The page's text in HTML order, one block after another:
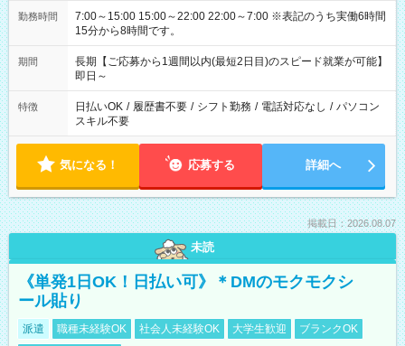
勤務時間
7:00～15:00 15:00～22:00 22:00～7:00 ※表記のうち実働6時間
15分から8時間です。
期間
長期【ご応募から1週間以内(最短2日目)のスピード就業が可能】
即日～
特徴 日払いOK / 履歴書不要 / シフト勤務 / 電話対応なし / パソコン
スキル不要
気になる！ 応募する 詳細へ
掲載日：2026.08.07
未読
《単発1日OK！日払い可》＊DMのモクモクシ
ール貼り
派遣 職種未経験OK 社会人未経験OK 大学生歓迎
ブランクOK